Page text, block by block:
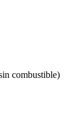
combustible)